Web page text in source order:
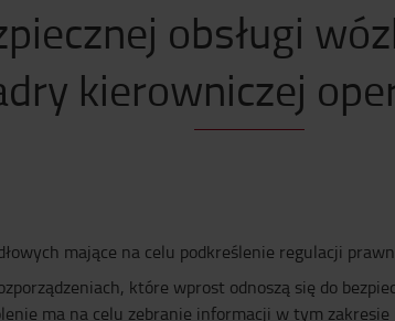
obsługi
kierowniczej
mające na celu podkreślenie regulacji
które wprost odnoszą się do
ma na celu zebranie informacji w tym